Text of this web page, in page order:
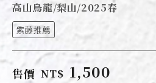
高山烏龍/梨山/2025春
紫藤推薦
售價 NT$ 1,500